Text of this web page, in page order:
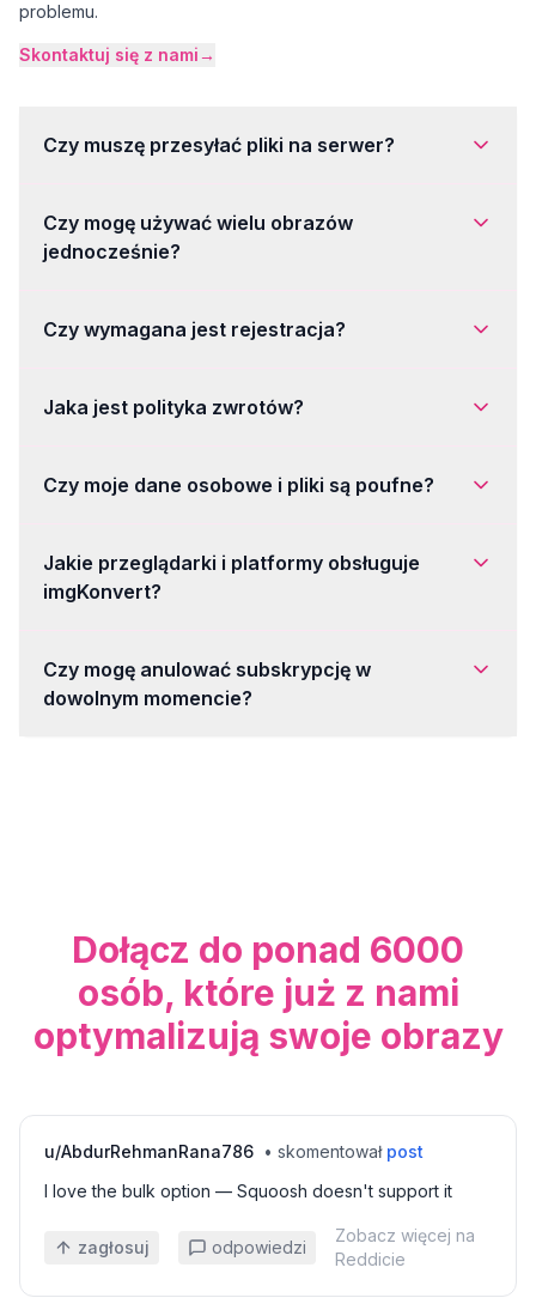
problemu.
Skontaktuj się z nami→
Czy muszę przesyłać pliki na serwer?
Czy mogę używać wielu obrazów
jednocześnie?
Czy wymagana jest rejestracja?
Jaka jest polityka zwrotów?
Czy moje dane osobowe i pliki są poufne?
Jakie przeglądarki i platformy obsługuje
imgKonvert?
Czy mogę anulować subskrypcję w
dowolnym momencie?
Dołącz do ponad 6000
osób, które już z nami
optymalizują swoje obrazy
u/AbdurRehmanRana786 • skomentował post
I love the bulk option — Squoosh doesn't support it
zagłosuj odpowiedzi
Zobacz więcej na
Reddicie